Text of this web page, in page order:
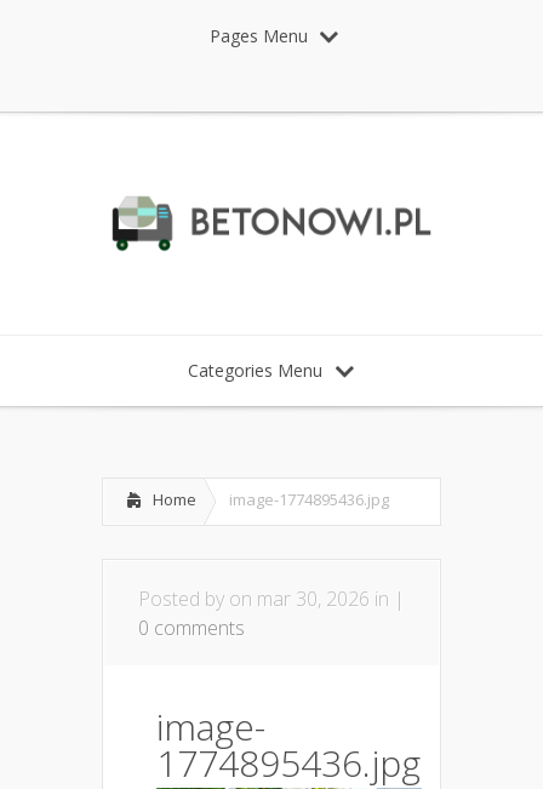
Pages Menu
Categories Menu
Home image-1774895436.jpg
Posted by on mar 30, 2026 in |
0 comments
image-
1774895436.jpg